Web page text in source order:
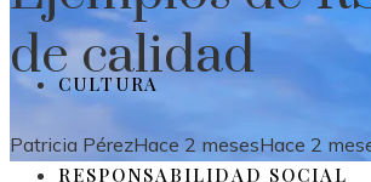
CULTURA
RESPONSABILIDAD SOCIAL
de calidad
Patricia PérezHace 2 mesesHace 2